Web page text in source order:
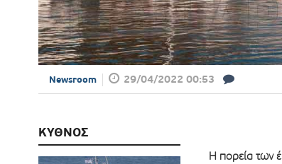
Newsroom 29/04/2022 00:53
ΚΥΘΝΟΣ
Η πορεία των